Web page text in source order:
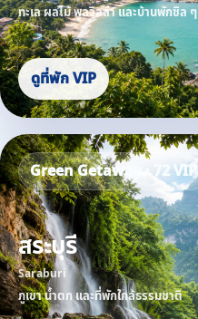
ทะเล ผลไม้ พูลวิลล่า และบ้านพักชิล ๆ
ดูที่พัก VIP
Green Getaway · 72 VIP
สระบุรี
Saraburi
ภูเขา น้ำตก และที่พักใกล้ธรรมชาติ